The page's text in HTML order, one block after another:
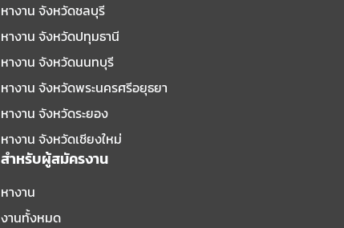
หางาน จังหวัดชลบุรี
หางาน จังหวัดปทุมธานี
หางาน จังหวัดนนทบุรี
หางาน จังหวัดพระนครศรีอยุธยา
หางาน จังหวัดระยอง
หางาน จังหวัดเชียงใหม่
สำหรับผู้สมัครงาน
หางาน
งานทั้งหมด